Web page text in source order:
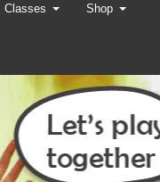
Classes Shop